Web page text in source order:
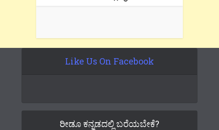
Like Us On Facebook
ರೀಡೂ ಕನ್ನಡದಲ್ಲಿ ಬರೆಯಬೇಕೆ?